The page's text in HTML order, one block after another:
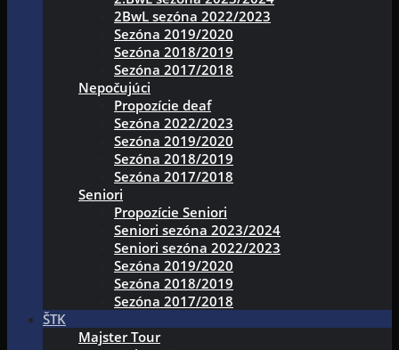
2BwL sezóna 2022/2023
Sezóna 2019/2020
Sezóna 2018/2019
Sezóna 2017/2018
Nepočujúci
Propozície deaf
Sezóna 2022/2023
Sezóna 2019/2020
Sezóna 2018/2019
Sezóna 2017/2018
Seniori
Propozície Seniori
Seniori sezóna 2023/2024
Seniori sezóna 2022/2023
Sezóna 2019/2020
Sezóna 2018/2019
Sezóna 2017/2018
ŠTK
Majster Tour